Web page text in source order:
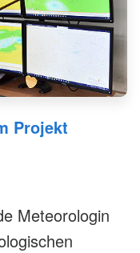
Projekt
Meteorologin